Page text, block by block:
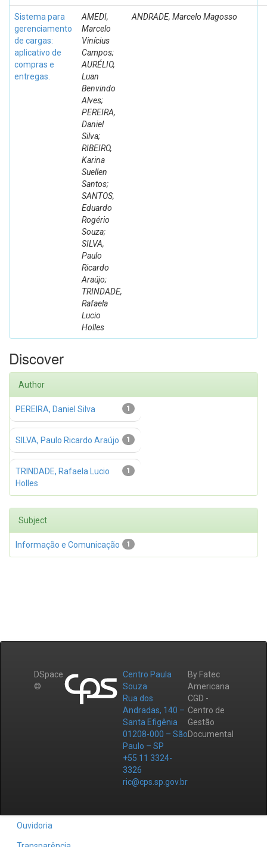
Sistema para
gerenciamento
de cargas:
aplicativo de
compras e
entregas.
AMEDI,
Marcelo
Vinícius
Campos;
AURÉLIO,
Luan
Benvindo
Alves;
PEREIRA,
Daniel
Silva;
RIBEIRO,
Karina
Suellen
Santos;
SANTOS,
Eduardo
Rogério
Souza;
SILVA,
Paulo
Ricardo
Araújo;
TRINDADE,
Rafaela
Lucio
Holles
ANDRADE, Marcelo Magosso
Discover
Author
1
PEREIRA, Daniel Silva
1
SILVA, Paulo Ricardo Araújo
1
TRINDADE, Rafaela Lucio
Holles
Subject
1
Informação e Comunicação
DSpace
©
Centro Paula
Souza
Rua dos
Andradas, 140 –
Santa Efigênia
01208-000 – São
Paulo – SP
+55 11 3324-
3326
ric@cps.sp.gov.br
By Fatec
Americana
CGD -
Centro de
Gestão
Documental
Ouvidoria